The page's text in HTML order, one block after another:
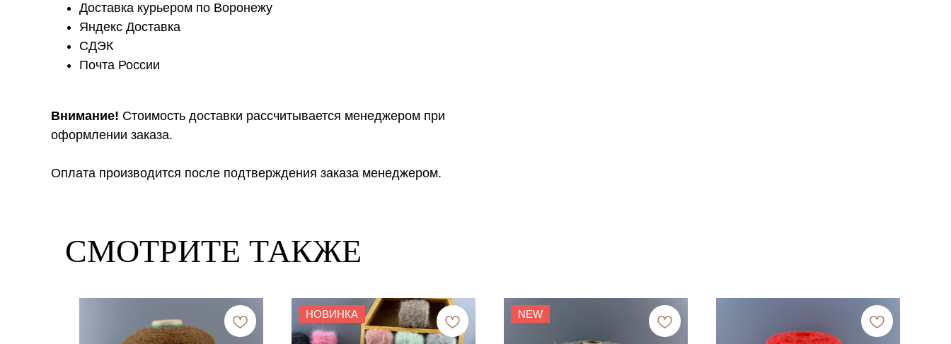
Доставка курьером по Воронежу
Яндекс Доставка
СДЭК
Почта России
Внимание! Стоимость доставки рассчитывается менеджером при
оформлении заказа.
Оплата производится после подтверждения заказа менеджером.
СМОТРИТЕ ТАКЖЕ
НОВИНКА NEW